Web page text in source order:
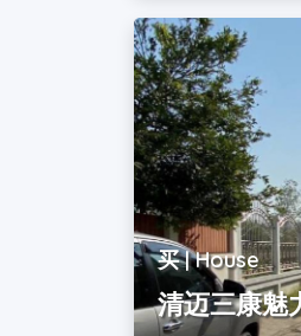
买 | House
清迈三康魅